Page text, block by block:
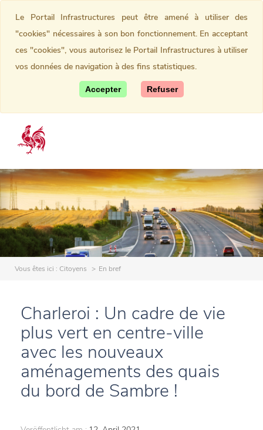
Vous êtes ici : Citoyens En bref
Charleroi : Un cadre de vie
plus vert en centre-ville
avec les nouveaux
aménagements des quais
du bord de Sambre !
Le Portail Infrastructures peut être amené à utiliser des
"cookies" nécessaires à son bon fonctionnement. En acceptant
ces "cookies", vous autorisez le Portail Infrastructures à utiliser
vos données de navigation à des fins statistiques.
Accepter Refuser